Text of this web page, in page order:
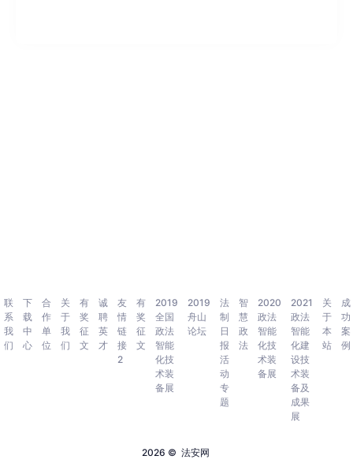
2026 © 法安网
联
系
我
们
下
载
中
心
合
作
单
位
关
于
我
们
有
奖
征
文
诚
聘
英
才
友
情
链
接
2
有
奖
征
文
2019
全国
政法
智能
化技
术装
备展
2019
舟山
论坛
法
制
日
报
活
动
专
题
智
慧
政
法
2020
政法
智能
化技
术装
备展
2021
政法
智能
化建
设技
术装
备及
成果
展
关
于
本
站
成
功
案
例